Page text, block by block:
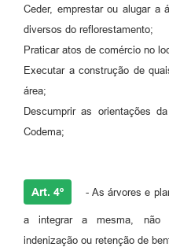
Ceder, emprestar ou alugar a
diversos do reflorestamento;
Praticar atos de comércio no
Executar a construção de
área;
Descumprir as orientações
Codema;
Art. 4º - As árvores e
a integrar a mesma, não
indenização ou retenção de